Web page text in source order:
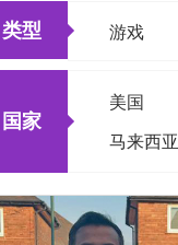
类型 游戏
国家
美国
马来西亚